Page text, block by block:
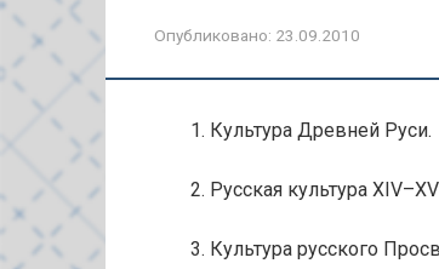
Опубликовано: 23.09.2010
1. Культура Древней Руси.
2. Русская культура
3. Культура русского